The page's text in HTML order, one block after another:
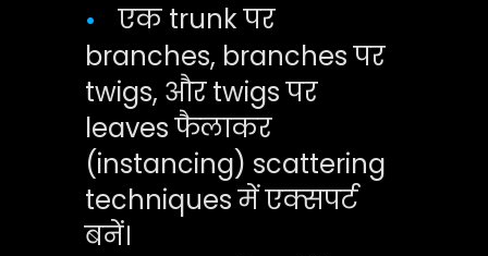
•
एक trunk पर
branches, branches पर
twigs, और twigs पर
leaves फैलाकर
(instancing) scattering
techniques में एक्सपर्ट
बनें।